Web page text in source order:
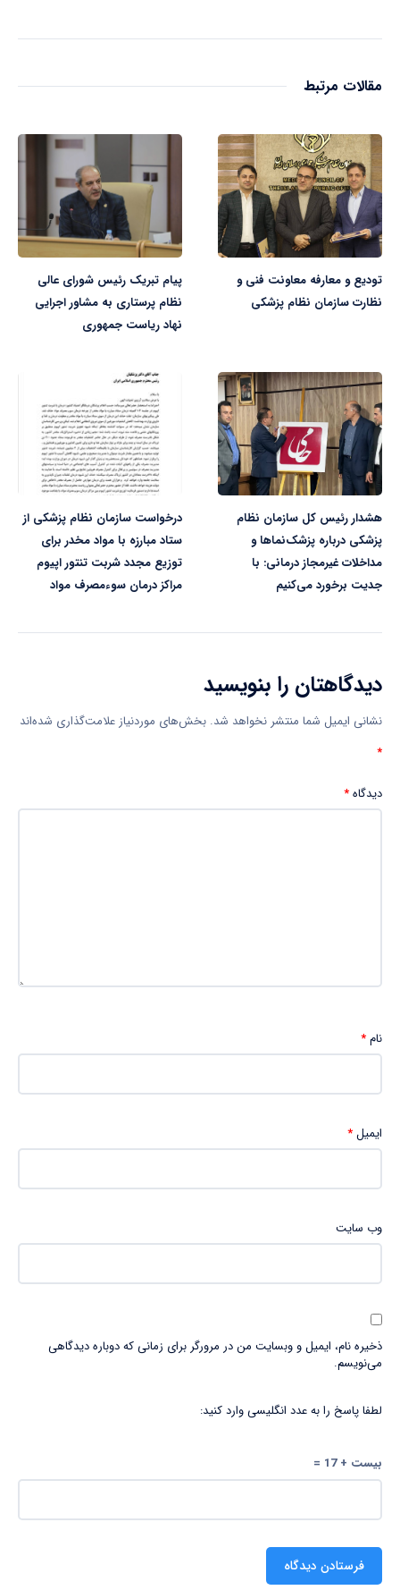
مقالات مرتبط
تودیع و معارفه معاونت فنی و
نظارت سازمان نظام پزشکی
پیام تبریک رئیس شورای عالی
نظام پرستاری به مشاور اجرایی
نهاد ریاست جمهوری
هشدار رئیس کل سازمان نظام
پزشکی درباره پزشک‌نماها و
مداخلات غیرمجاز درمانی: با
جدیت برخورد می‌کنیم
درخواست سازمان نظام پزشکی از
ستاد مبارزه با مواد مخدر برای
توزیع مجدد شربت تنتور اپیوم
مراکز درمان سوءمصرف مواد
دیدگاهتان را بنویسید
نشانی ایمیل شما منتشر نخواهد شد. بخش‌های موردنیاز علامت‌گذاری شده‌اند
*
دیدگاه*
نام*
ایمیل*
وب‌ سایت
ذخیره نام، ایمیل و وبسایت من در مرورگر برای زمانی که دوباره دیدگاهی
می‌نویسم.
لطفا پاسخ را به عدد انگلیسی وارد کنید:
بیست + 17 =